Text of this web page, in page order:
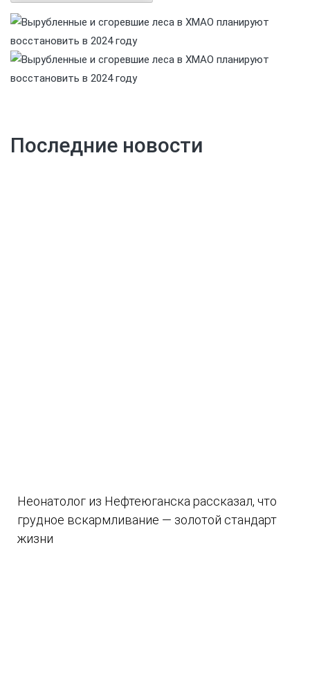
Последние новости
Неонатолог из Нефтеюганска рассказал, что
грудное вскармливание — золотой стандарт
жизни